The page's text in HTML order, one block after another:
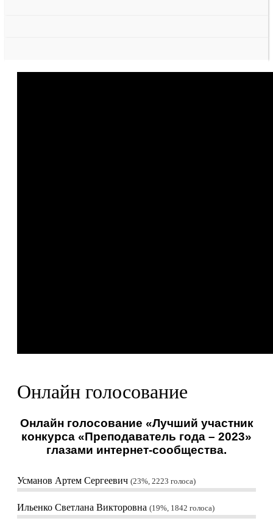
Онлайн голосование
Онлайн голосование «Лучший участник
конкурса «Преподаватель года – 2023»
глазами интернет-сообщества.
Усманов Артем Сергеевич 23%, 2223 голоса
Ильенко Светлана Викторовна 19%, 1842 голоса